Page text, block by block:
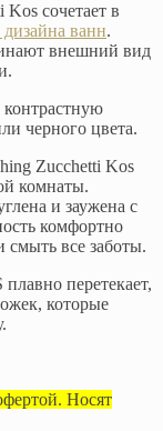
сочетает в
дизайна ванн.
внешний вид
черного цвета.
Zucchetti Kos
комнаты.
и заужена с
комфортно
смыть все заботы.
перетекает,
которые
Носят